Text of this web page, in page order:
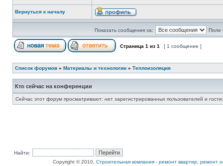
Вернуться к началу
Показать сообщения за: Поле
Страница 1 из 1 [ 1 сообщение ]
Список форумов » Материалы и технологии » Теплоизоляция
Кто сейчас на конференции
Сейчас этот форум просматривают: нет зарегистрированных пользователей и
Найти:
Copyright © 2010, Строительная компания - ремонт квартир, ремонт